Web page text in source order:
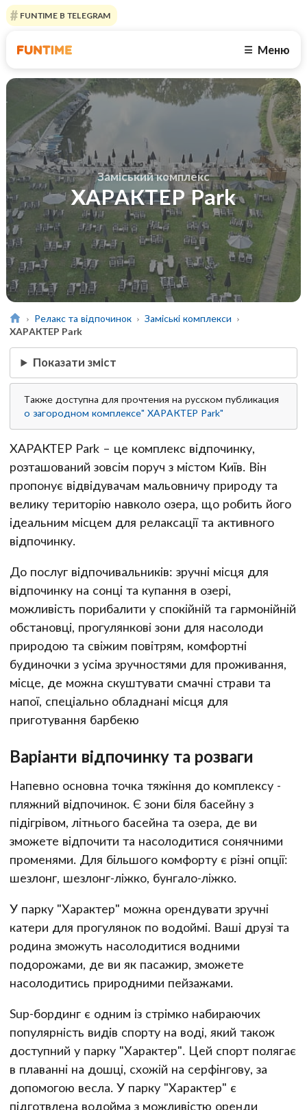
FUNTIME В TELEGRAM
☰ Меню
Заміський комплекс
ХАРАКТЕР Park
Релакс та відпочинок
Заміські комплекси
ХАРАКТЕР Park
Показати зміст
Также доступна для прочтения на русском публикация
о загородном комплексе" ХАРАКТЕР Park"
ХАРАКТЕР Park – це комплекс відпочинку,
розташований зовсім поруч з містом Київ. Він
пропонує відвідувачам мальовничу природу та
велику територію навколо озера, що робить його
ідеальним місцем для релаксації та активного
відпочинку.
До послуг відпочивальників: зручні місця для
відпочинку на сонці та купання в озері,
можливість порибалити у спокійній та гармонійній
обстановці, прогулянкові зони для насолоди
природою та свіжим повітрям, комфортні
будиночки з усіма зручностями для проживання,
місце, де можна скуштувати смачні страви та
напої, спеціально обладнані місця для
приготування барбекю
Варіанти відпочинку та розваги
Напевно основна точка тяжіння до комплексу -
пляжний відпочинок. Є зони біля басейну з
підігрівом, літнього басейна та озера, де ви
зможете відпочити та насолодитися сонячними
променями. Для більшого комфорту є різні опції:
шезлонг, шезлонг-ліжко, бунгало-ліжко.
У парку "Характер" можна орендувати зручні
катери для прогулянок по водоймі. Ваші друзі та
родина зможуть насолодитися водними
подорожами, де ви як пасажир, зможете
насолодитись природними пейзажами.
Sup-бординг є одним із стрімко набираючих
популярність видів спорту на воді, який також
доступний у парку "Характер". Цей спорт полягає
в плаванні на дошці, схожій на серфінгову, за
допомогою весла. У парку "Характер" є
підготвлена водойма з можливістю оренди